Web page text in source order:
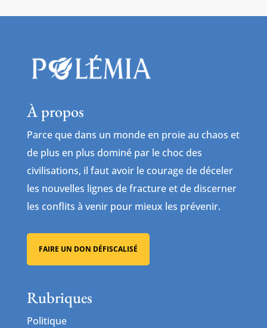
À propos
Parce que dans un monde en proie au chaos et
de plus en plus dominé par le choc des
civilisations, il faut avoir le courage de déceler
les nouvelles lignes de fracture et de discerner
les conflits à venir pour mieux les prévenir.
FAIRE UN DON DÉFISCALISÉ
Rubriques
Politique